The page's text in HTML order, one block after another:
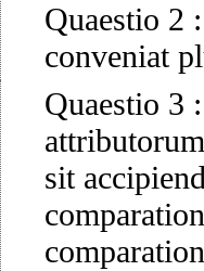
Quaestio 2 :
conveniat
Quaestio 3 :
sit